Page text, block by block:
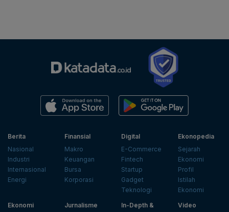
Berita
Nasional
Industri
Internasional
Energi
Finansial
Makro
Keuangan
Bursa
Korporasi
Digital
E-Commerce
Fintech
Startup
Gadget
Teknologi
Ekonopedia
Sejarah
Ekonomi
Profil
Istilah
Ekonomi
Ekonomi
Jurnalisme
In-Depth &
Video